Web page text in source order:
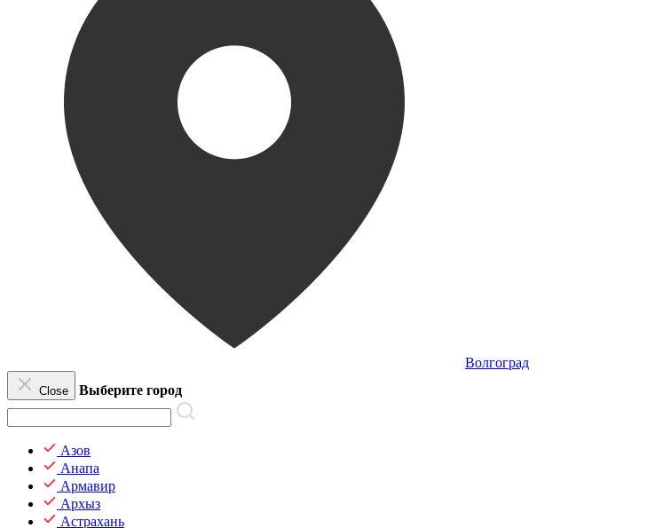
Волгоград
Close Выберите город
Азов
Анапа
Армавир
Архыз
Астрахань